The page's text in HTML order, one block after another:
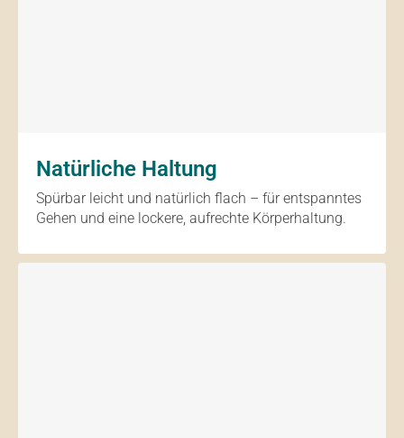
Natürliche Haltung
Spürbar leicht und natürlich flach – für entspanntes
Gehen und eine lockere, aufrechte Körperhaltung.